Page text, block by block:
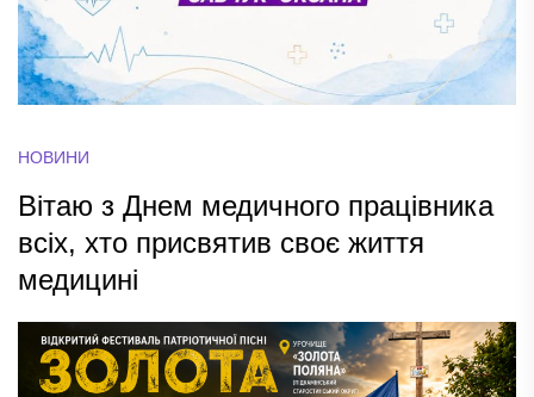
НОВИНИ
Вітаю з Днем медичного працівника
всіх, хто присвятив своє життя
медицині